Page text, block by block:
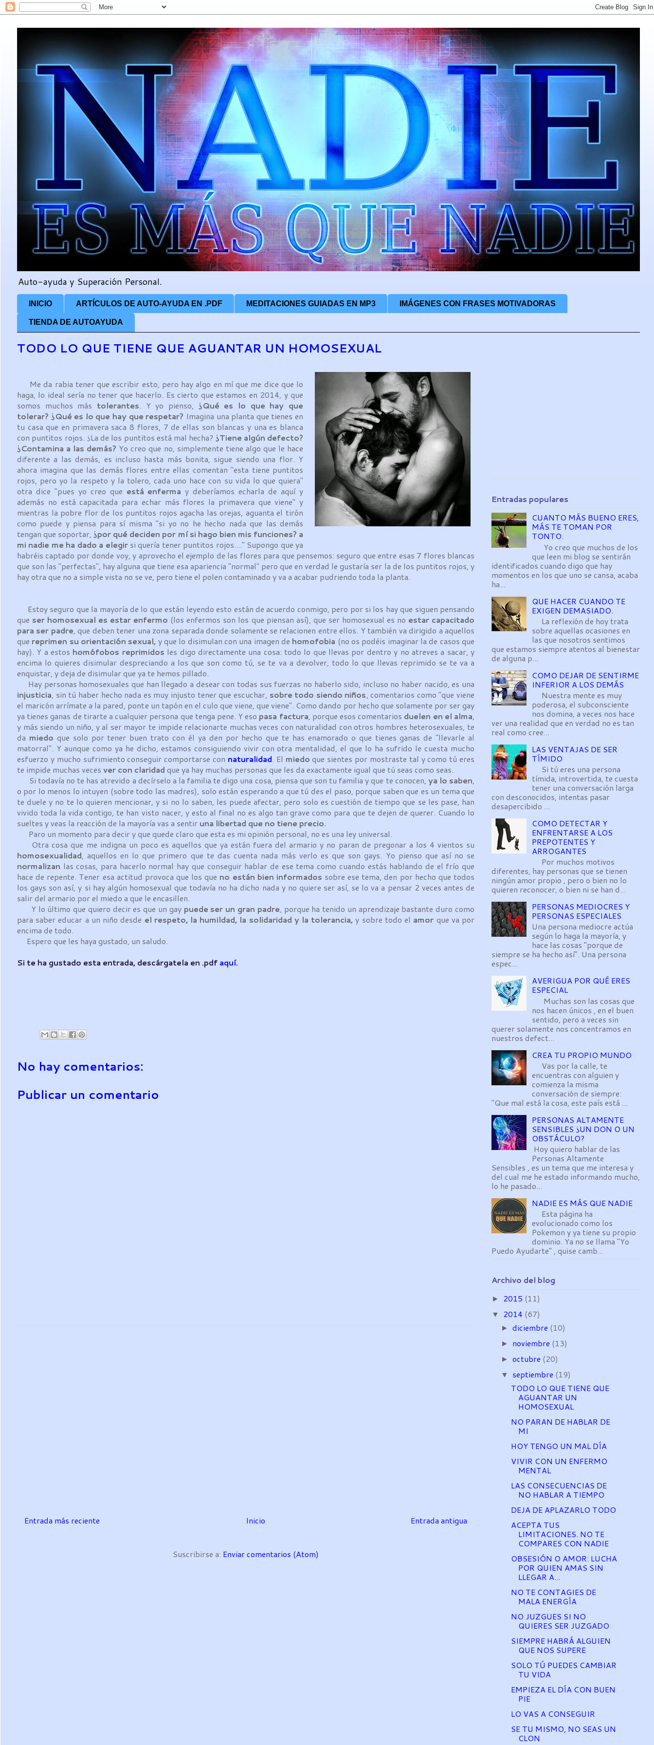
Auto-ayuda y Superación Personal.
INICIO ARTÍCULOS DE AUTO-AYUDA EN .PDF MEDITACIONES GUIADAS EN MP3 IMÁGENES CON FRASES MOTIVADORAS
TIENDA DE AUTOAYUDA
TODO LO QUE TIENE QUE AGUANTAR UN HOMOSEXUAL
Me da rabia tener que escribir esto, pero hay algo en mí que me dice que lo
haga, lo ideal sería no tener que hacerlo. Es cierto que estamos en 2014, y que
somos muchos más tolerantes. Y yo pienso, ¿Qué es lo que hay que
tolerar? ¿Qué es lo que hay que respetar? Imagina una planta que tienes en
tu casa que en primavera saca 8 flores, 7 de ellas son blancas y una es blanca
con puntitos rojos. ¿La de los puntitos está mal hecha? ¿Tiene algún defecto?
¿Contamina a las demás? Yo creo que no, simplemente tiene algo que le hace
diferente a las demás, es incluso hasta más bonita, sigue siendo una flor. Y
ahora imagina que las demás flores entre ellas comentan "esta tiene puntitos
rojos, pero yo la respeto y la tolero, cada uno hace con su vida lo que quiera"
otra dice "pues yo creo que está enferma y deberíamos echarla de aquí y
además no está capacitada para echar más flores la primavera que viene" y
mientras la pobre flor de los puntitos rojos agacha las orejas, aguanta el tirón
como puede y piensa para sí misma "si yo no he hecho nada que las demás
tengan que soportar,¿por qué deciden por mí si hago bien mis funciones? a
mi nadie me ha dado a elegirsi quería tener puntitos rojos...." Supongo que ya
habréis captado por donde voy, y aprovecho el ejemplo de las flores para que pensemos: seguro que entre esas 7 flores blancas
que son las "perfectas", hay alguna que tiene esa apariencia "normal" pero que en verdad le gustaría ser la de los puntitos rojos, y
hay otra que no a simple vista no se ve, pero tiene el polen contaminado y va a acabar pudriendo toda la planta.
Estoy seguro que la mayoría de lo que están leyendo esto están de acuerdo conmigo, pero por si los hay que siguen pensando
que ser homosexual es estar enfermo (los enfermos son los que piensan así), que ser homosexual es no estar capacitado
para ser padre, que deben tener una zona separada donde solamente se relacionen entre ellos. Y también va dirigido a aquellos
que reprimen su orientación sexual, y que lo disimulan con una imagen de homofobia (no os podéis imaginar la de casos que
hay). Y a estos homófobos reprimidos les digo directamente una cosa: todo lo que llevas por dentro y no atreves a sacar, y
encima lo quieres disimular despreciando a los que son como tú, se te va a devolver, todo lo que llevas reprimido se te va a
enquistar, y deja de disimular que ya te hemos pillado.
Hay personas homosexuales que han llegado a desear con todas sus fuerzas no haberlo sido, incluso no haber nacido, es una
injusticia, sin tú haber hecho nada es muy injusto tener que escuchar, sobre todo siendo niños, comentarios como "que viene
el maricón arrímate a la pared, ponte un tapón en el culo que viene, que viene". Como dando por hecho que solamente por ser gay
ya tienes ganas de tirarte a cualquier persona que tenga pene. Y eso pasa factura, porque esos comentarios duelen en el alma,
y más siendo un niño, y al ser mayor te impide relacionarte muchas veces con naturalidad con otros hombres heterosexuales, te
da miedo que solo por tener buen trato con él ya den por hecho que te has enamorado o que tienes ganas de "llevarle al
matorral". Y aunque como ya he dicho, estamos consiguiendo vivir con otra mentalidad, el que lo ha sufrido le cuesta mucho
esfuerzo y mucho sufrimiento conseguir comportarse con naturalidad. El miedoque sientes por mostraste tal y como tú eres
te impide muchas veces ver con claridad que ya hay muchas personas que les da exactamente igual que tú seas como seas.
Si todavía no te has atrevido a decírselo a la familia te digo una cosa, piensa que son tu familia y que te conocen, ya lo saben,
o por lo menos lo intuyen (sobre todo las madres), solo están esperando a que tú des el paso, porque saben que es un tema que
te duele y no te lo quieren mencionar, y si no lo saben, les puede afectar, pero solo es cuestión de tiempo que se les pase, han
vivido toda la vida contigo, te han visto nacer, y esto al final no es algo tan grave como para que te dejen de querer. Cuando lo
sueltes y veas la reacción de la mayoría vas a sentir una libertad que no tiene precio.
Paro un momento para decir y que quede claro que esta es mi opinión personal, no es una ley universal.
Otra cosa que me indigna un poco es aquellos que ya están fuera del armario y no paran de pregonar a los 4 vientos su
homosexualidad, aquellos en lo que primero que te das cuenta nada más verlo es que son gays. Yo pienso que así no se
normalizan las cosas, para hacerlo normal hay que conseguir hablar de ese tema como cuando estás hablando de el frío que
hace de repente. Tener esa actitud provoca que los que no están bien informados sobre ese tema, den por hecho que todos
los gays son así, y si hay algún homosexual que todavía no ha dicho nada y no quiere ser así, se lo va a pensar 2 veces antes de
salir del armario por el miedo a que le encasillen.
Y lo último que quiero decir es que un gay puede ser un gran padre, porque ha tenido un aprendizaje bastante duro como
para saber educar a un niño desde el respeto, la humildad, la solidaridad y la tolerancia, y sobre todo el amor que va por
encima de todo.
Espero que les haya gustado, un saludo.
Si te ha gustado esta entrada, descárgatela en .pdf aquí.
No hay comentarios:
Publicar un comentario
Entrada más reciente Entrada antigua
Inicio
Suscribirse a: Enviar comentarios (Atom)
Entradas populares
CUANTO MÁS BUENO ERES,
MÁS TE TOMAN POR
TONTO.
Yo creo que muchos de los
que leen mi blog se sentirán
identificados cuando digo que hay
momentos en los que uno se cansa, acaba
ha...
QUE HACER CUANDO TE
EXIGEN DEMASIADO.
La reflexión de hoy trata
sobre aquellas ocasiones en
las que nosotros sentimos
que estamos siempre atentos al bienestar
de alguna p...
COMO DEJAR DE SENTIRME
INFERIOR A LOS DEMÁS
Nuestra mente es muy
poderosa, el subconsciente
nos domina, a veces nos hace
ver una realidad que en verdad no es tan
real como cree...
LAS VENTAJAS DE SER
TÍMIDO
Si tú eres una persona
tímida, introvertida, te cuesta
tener una conversación larga
con desconocidos, intentas pasar
desapercibido ...
COMO DETECTAR Y
ENFRENTARSE A LOS
PREPOTENTES Y
ARROGANTES
Por muchos motivos
diferentes, hay personas que se tienen
ningún amor propio , pero o bien no lo
quieren reconocer, o bien ni se han d...
PERSONAS MEDIOCRES Y
PERSONAS ESPECIALES
Una persona mediocre actúa
según lo haga la mayoría, y
hace las cosas "porque de
siempre se ha hecho así". Una persona
espec...
AVERIGUA POR QUÉ ERES
ESPECIAL
Muchas son las cosas que
nos hacen únicos , en el buen
sentido, pero a veces sin
querer solamente nos concentramos en
nuestros defect...
CREA TU PROPIO MUNDO
Vas por la calle, te
encuentras con alguien y
comienza la misma
conversación de siempre:
"Que mal está la cosa, este país está ...
PERSONAS ALTAMENTE
SENSIBLES ¿UN DON O UN
OBSTÁCULO?
Hoy quiero hablar de las
Personas Altamente
Sensibles , es un tema que me interesa y
del cual me he estado informando mucho,
lo he pasado...
NADIE ES MÁS QUE NADIE
Esta página ha
evolucionado como los
Pokemon y ya tiene su propio
dominio. Ya no se llama "Yo
Puedo Ayudarte" , quise camb...
Archivo del blog
► 2015 (11)
▼ 2014 (67)
►diciembre (10)
► noviembre (13)
►octubre (20)
▼ septiembre (19)
TODO LO QUE TIENE QUE
AGUANTAR UN
HOMOSEXUAL
NO PARAN DE HABLAR DE
MI
HOY TENGO UN MAL DÍA
VIVIR CON UN ENFERMO
MENTAL
LAS CONSECUENCIAS DE
NO HABLAR A TIEMPO
DEJA DE APLAZARLO TODO
ACEPTA TUS
LIMITACIONES. NO TE
COMPARES CON NADIE
OBSESIÓN O AMOR: LUCHA
POR QUIEN AMAS SIN
LLEGAR A...
NO TE CONTAGIES DE
MALA ENERGÍA
NO JUZGUES SI NO
QUIERES SER JUZGADO
SIEMPRE HABRÁ ALGUIEN
QUE NOS SUPERE
SOLO TÚ PUEDES CAMBIAR
TU VIDA
EMPIEZA EL DÍA CON BUEN
PIE
LO VAS A CONSEGUIR
SE TU MISMO, NO SEAS UN
CLON